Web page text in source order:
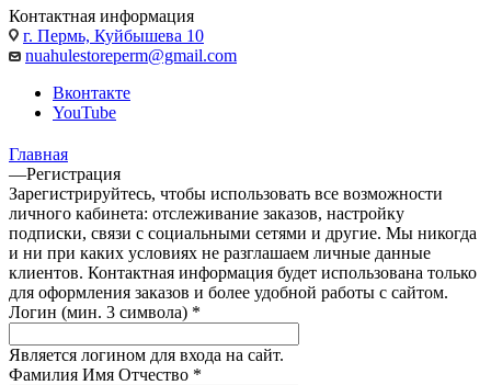
Контактная информация
г. Пермь, Куйбышева 10
nuahulestoreperm@gmail.com
Вконтакте
YouTube
Главная
—Регистрация
Зарегистрируйтесь, чтобы использовать все возможности
личного кабинета: отслеживание заказов, настройку
подписки, связи с социальными сетями и другие. Мы никогда
и ни при каких условиях не разглашаем личные данные
клиентов. Контактная информация будет использована только
для оформления заказов и более удобной работы с сайтом.
Логин (мин. 3 символа) *
Является логином для входа на сайт.
Фамилия Имя Отчество *